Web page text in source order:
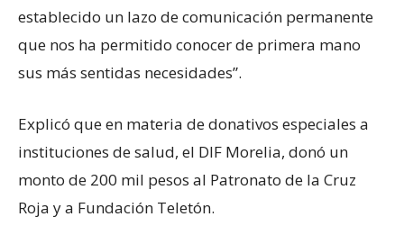
establecido un lazo de comunicación permanente
que nos ha permitido conocer de primera mano
sus más sentidas necesidades”.
Explicó que en materia de donativos especiales a
instituciones de salud, el DIF Morelia, donó un
monto de 200 mil pesos al Patronato de la Cruz
Roja y a Fundación Teletón.